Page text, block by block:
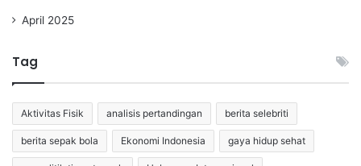
April 2025
Tag
Aktivitas Fisik analisis pertandingan berita selebriti
berita sepak bola Ekonomi Indonesia gaya hidup sehat